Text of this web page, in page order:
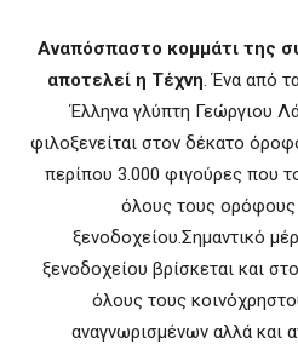
Αναπόσπαστο κομμάτι της
αποτελεί η Τέχνη . Ένα από
Έλληνα γλύπτη Γεώργιου
φιλοξενείται στον δέκατο
περίπου 3.000 φιγούρες που
όλους τους ορόφους
ξενοδοχείου.Σημαντικό
ξενοδοχείου βρίσκεται και
όλους τους
αναγνωρισμένων αλλά και